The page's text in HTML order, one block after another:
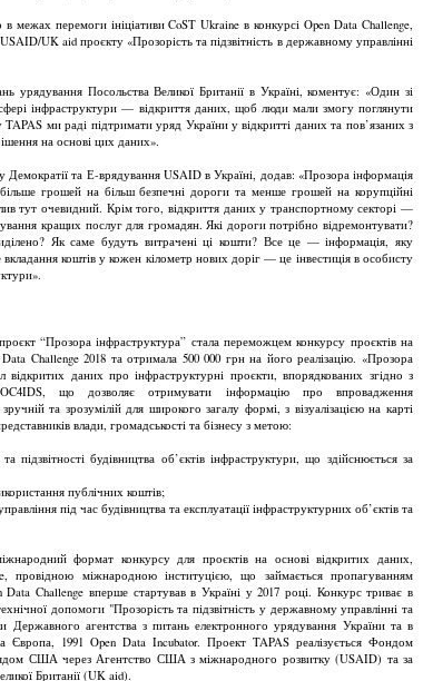
межах перемоги ініціативи CoST Ukraine в конкурсі Open Data Challenge,
UK aid проєкту «Прозорість та підзвітність в державному управлінні
урядування Посольства Великої Британії в Україні, коментує: «Один зі
сфері інфраструктури — відкриття даних, щоб люди мали змогу поглянути
ми раді підтримати уряд України у відкритті даних та пов’язаних з
на основі цих даних».
Демократії та Е-врядування USAID в Україні, додав: «Прозора інформація
грошей на більш безпечні дороги та менше грошей на корупційні
тут очевидний. Крім того, відкриття даних у транспортному секторі —
кращих послуг для громадян. Які дороги потрібно відремонтувати?
Як саме будуть витрачені ці кошти? Все це — інформація, яку
коштів у кожен кілометр нових доріг — це інвестиція в особисту
“Прозора інфраструктура” стала переможцем конкурсу проєктів на
Challenge 2018 та отримала 500 000 грн на його реалізацію. «Прозора
відкритих даних про інфраструктурні проєкти, впорядкованих згідно з
що дозволяє отримувати інформацію про впровадження
та зрозумілій для широкого загалу формі, з візуалізацією на карті
влади, громадськості та бізнесу з метою:
будівництва об’єктів інфраструктури, що здійснюється за
публічних коштів;
під час будівництва та експлуатації інфраструктурних об’єктів та
формат конкурсу для проєктів на основі відкритих даних,
провідною міжнародною інституцією, що займається пропагуванням
Data Challenge вперше стартував в Україні у 2017 році. Конкурс триває в
допомоги "Прозорість та підзвітність у державному управлінні та
Державного агентства з питань електронного урядування України та в
Європа, 1991 Open Data Incubator. Проект TAPAS реалізується Фондом
США через Агентство США з міжнародного розвитку (USAID) та за
Британії (UK aid).